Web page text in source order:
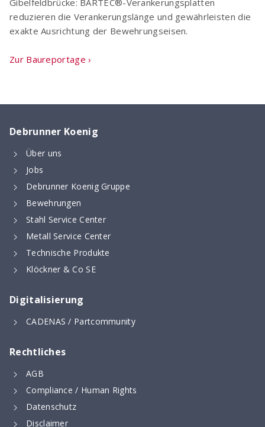
Gibelfeldbrücke: BARTEC®-Verankerungsplatten
reduzieren die Verankerungslänge und gewährleisten die
exakte Ausrichtung der Bewehrungseisen.
Zur Baureportage ›
Debrunner Koenig
Über uns
Jobs
Debrunner Koenig Gruppe
Bewehrungen
Stahl Service Center
Metall Service Center
Technische Produkte
Klöckner & Co SE
Digitalisierung
CADENAS / Partcommunity
Rechtliches
AGB
Compliance / Human Rights
Datenschutz
Disclaimer